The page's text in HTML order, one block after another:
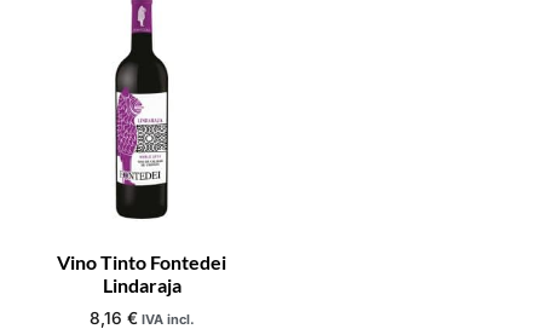
Vino Tinto Fontedei
Lindaraja
8,16 € IVA incl.